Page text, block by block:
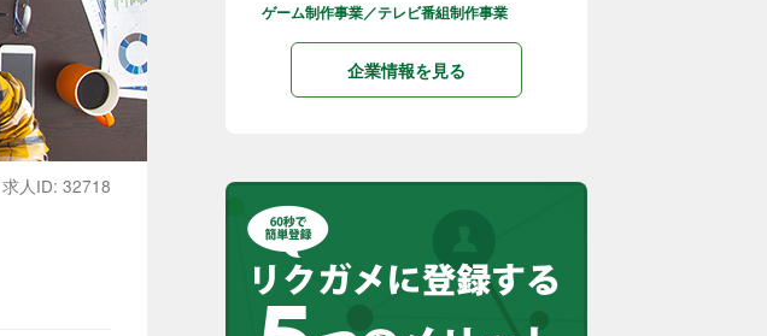
求人ID: 32718
ゲーム制作事業／テレビ番組制作事業
企業情報を見る